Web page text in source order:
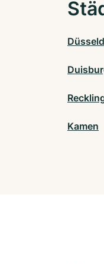
Kamen